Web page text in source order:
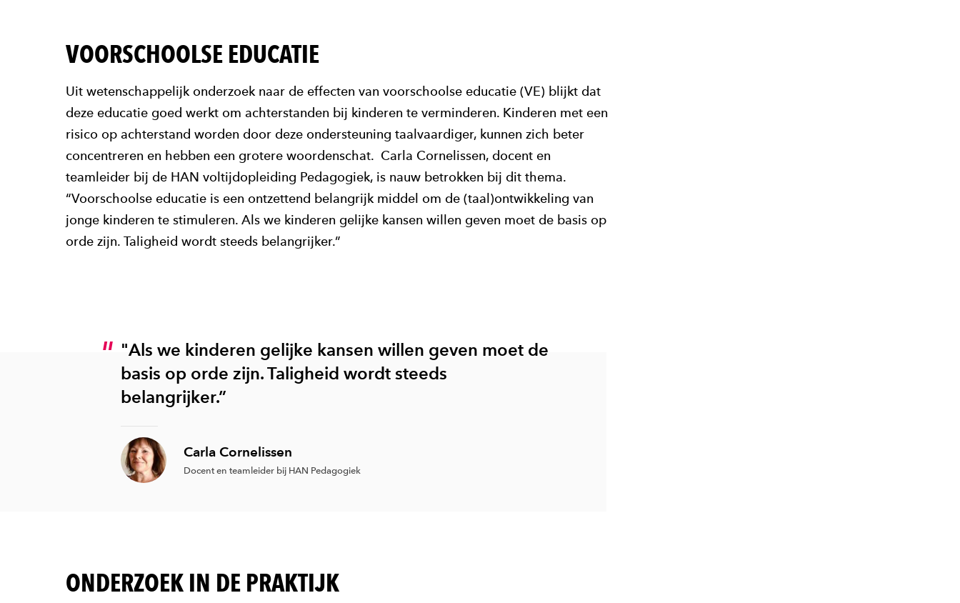
VOORSCHOOLSE EDUCATIE
Uit wetenschappelijk onderzoek naar de effecten van voorschoolse educatie (VE) blijkt dat
deze educatie goed werkt om achterstanden bij kinderen te verminderen. Kinderen met een
risico op achterstand worden door deze ondersteuning taalvaardiger, kunnen zich beter
concentreren en hebben een grotere woordenschat. Carla Cornelissen, docent en
teamleider bij de HAN voltijdopleiding Pedagogiek, is nauw betrokken bij dit thema.
“Voorschoolse educatie is een ontzettend belangrijk middel om de (taal)ontwikkeling van
jonge kinderen te stimuleren. Als we kinderen gelijke kansen willen geven moet de basis op
orde zijn. Taligheid wordt steeds belangrijker.”
"Als we kinderen gelijke kansen willen geven moet de
basis op orde zijn. Taligheid wordt steeds
belangrijker.”
Carla Cornelissen
Docent en teamleider bij HAN Pedagogiek
ONDERZOEK IN DE PRAKTIJK